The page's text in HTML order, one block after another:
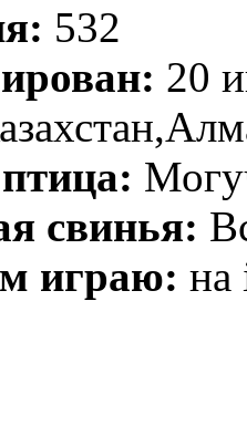
532
20
свинья:
играю: на